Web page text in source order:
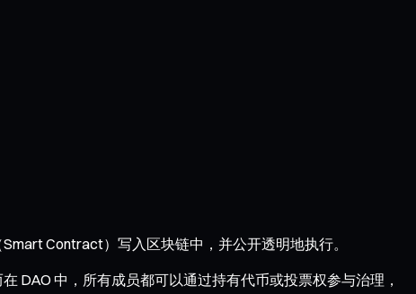
Contract）写入区块链中，并公开透明地执行。
DAO 中，所有成员都可以通过持有代币或投票权参与治理，